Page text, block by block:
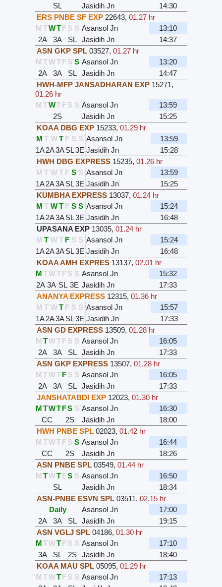
SL
Jasidih Jn
14:30
ERS PNBE SF EXP 22643, 01.27 hr
M TWTFS S Asansol Jn
13:10
2A
3A SL Jasidih Jn
14:37
ASN GKP SPL 03527, 01.27 hr
M TWTFS S Asansol Jn
13:20
2A
3A SL Jasidih Jn
14:47
HWH-MFP JANSADHARAN EXP 15271,
01.26 hr
M TWTFS S Asansol Jn
13:59
2S
Jasidih Jn
15:25
KOAA DBG EXP 15233, 01.29 hr
M T W T F S S Asansol Jn
13:59
1A2A3ASL3E Jasidih Jn
15:28
HWH DBG EXPRESS 15235, 01.26 hr
M T W T F S S Asansol Jn
13:59
1A2A3ASL3E Jasidih Jn
15:25
KUMBHA EXPRESS 13037, 01.24 hr
M T W T F S S Asansol Jn
15:24
1A2A3ASL3E Jasidih Jn
16:48
UPASANA EXP 13035, 01.24 hr
M T W T F S S Asansol Jn
15:24
1A2A3ASL3E Jasidih Jn
16:48
KOAA AMH EXPRES 13137, 02.01 hr
MTWTFS S Asansol Jn
15:32
2A 3A SL 3E Jasidih Jn
17:33
ANANYA EXPRESS 12315, 01.36 hr
M T W T F S S Asansol Jn
15:57
1A2A3ASL3E Jasidih Jn
17:33
ASN GD EXPRESS 13509, 01.28 hr
M TWTFS S Asansol Jn
16:05
2A
3A SL Jasidih Jn
17:33
ASN GKP EXPRESS 13507, 01.28 hr
M TWTFS S Asansol Jn
16:05
2A
3A SL Jasidih Jn
17:33
JANSHATABDI EXP 12023, 01.30 hr
MTWTFS S Asansol Jn
16:30
CC
2S Jasidih Jn
18:00
HWH PNBE SPL 02023, 01.42 hr
M TWTFS S Asansol Jn
16:44
CC
2S Jasidih Jn
18:26
ASN PNBE SPL 03549, 01.44 hr
M TWTFS S Asansol Jn
16:50
SL
Jasidih Jn
18:34
ASN-PNBE ESVN SPL 03511, 02.15 hr
Daily
Asansol Jn
17:00
2A
3A SL Jasidih Jn
19:15
ASN VGLJ SPL 04186, 01.30 hr
MTWTFS S Asansol Jn
17:10
3A
SL 2S Jasidih Jn
18:40
KOAA MAU SPL 05095, 01.29 hr
M TWTFS S Asansol Jn
17:13